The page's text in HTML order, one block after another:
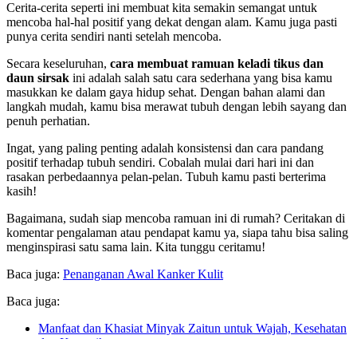
Cerita-cerita seperti ini membuat kita semakin semangat untuk
mencoba hal-hal positif yang dekat dengan alam. Kamu juga pasti
punya cerita sendiri nanti setelah mencoba.
Secara keseluruhan, cara membuat ramuan keladi tikus dan
daun sirsak ini adalah salah satu cara sederhana yang bisa kamu
masukkan ke dalam gaya hidup sehat. Dengan bahan alami dan
langkah mudah, kamu bisa merawat tubuh dengan lebih sayang dan
penuh perhatian.
Ingat, yang paling penting adalah konsistensi dan cara pandang
positif terhadap tubuh sendiri. Cobalah mulai dari hari ini dan
rasakan perbedaannya pelan-pelan. Tubuh kamu pasti berterima
kasih!
Bagaimana, sudah siap mencoba ramuan ini di rumah? Ceritakan di
komentar pengalaman atau pendapat kamu ya, siapa tahu bisa saling
menginspirasi satu sama lain. Kita tunggu ceritamu!
Baca juga: Penanganan Awal Kanker Kulit
Baca juga:
Manfaat dan Khasiat Minyak Zaitun untuk Wajah, Kesehatan